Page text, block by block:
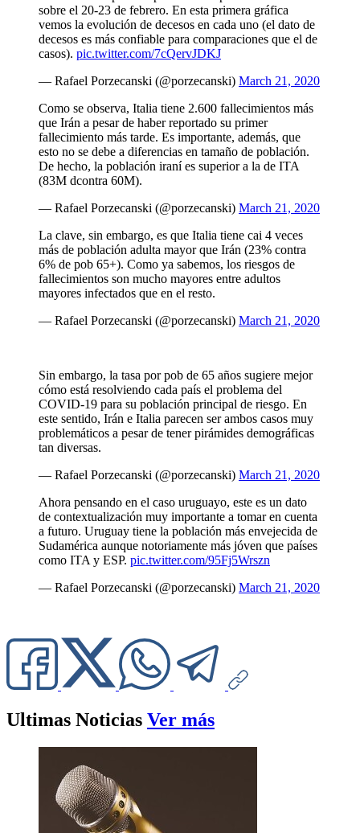
sobre el 20-23 de febrero. En esta primera gráfica
vemos la evolución de decesos en cada uno (el dato de
decesos es más confiable para comparaciones que el de
casos). pic.twitter.com/7cQervJDKJ
— Rafael Porzecanski (@porzecanski) March 21, 2020
Como se observa, Italia tiene 2.600 fallecimientos más
que Irán a pesar de haber reportado su primer
fallecimiento más tarde. Es importante, además, que
esto no se debe a diferencias en tamaño de población.
De hecho, la población iraní es superior a la de ITA
(83M dcontra 60M).
— Rafael Porzecanski (@porzecanski) March 21, 2020
La clave, sin embargo, es que Italia tiene cai 4 veces
más de población adulta mayor que Irán (23% contra
6% de pob 65+). Como ya sabemos, los riesgos de
fallecimientos son mucho mayores entre adultos
mayores infectados que en el resto.
— Rafael Porzecanski (@porzecanski) March 21, 2020
Sin embargo, la tasa por pob de 65 años sugiere mejor
cómo está resolviendo cada país el problema del
COVID-19 para su población principal de riesgo. En
este sentido, Irán e Italia parecen ser ambos casos muy
problemáticos a pesar de tener pirámides demográficas
tan diversas.
— Rafael Porzecanski (@porzecanski) March 21, 2020
Ahora pensando en el caso uruguayo, este es un dato
de contextualización muy importante a tomar en cuenta
a futuro. Uruguay tiene la población más envejecida de
Sudamérica aunque notoriamente más jóven que países
como ITA y ESP. pic.twitter.com/95Fj5Wrszn
— Rafael Porzecanski (@porzecanski) March 21, 2020
Ultimas Noticias Ver más